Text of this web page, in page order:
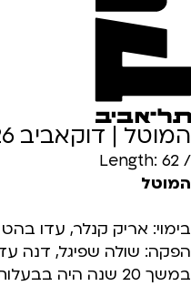
המוטל | דוקאביב 2026
/ Length: 62
המוטל
בימוי: אריק קנלר, עדו בהט
הפקה: שולה שפיגל, דנה
במשך 20 שנה היה